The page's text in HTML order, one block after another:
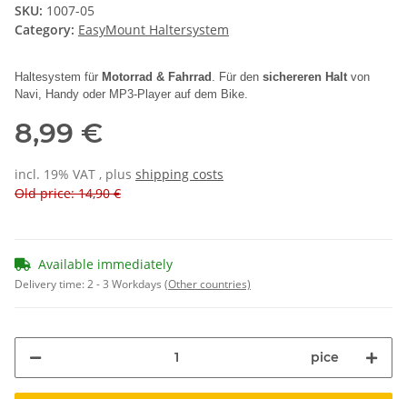
SKU: 1007-05
Category: EasyMount Haltersystem
Haltesystem für Motorrad & Fahrrad . Für den sichereren Halt von
Navi, Handy oder MP3-Player auf dem Bike.
8,99 €
incl. 19% VAT , plus shipping costs
Old price: 14,90 €
Available immediately
Delivery time:2 - 3 Workdays (Other countries)
pice